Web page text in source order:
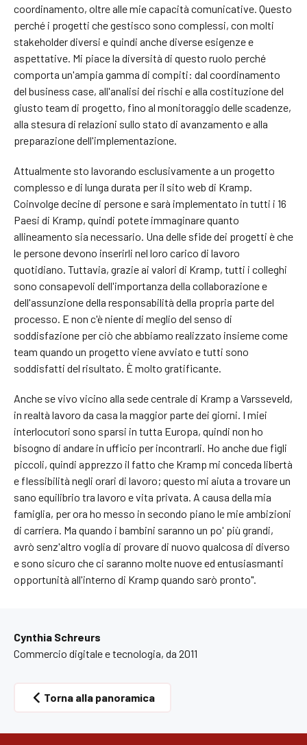
coordinamento, oltre alle mie capacità comunicative. Questo
perché i progetti che gestisco sono complessi, con molti
stakeholder diversi e quindi anche diverse esigenze e
aspettative. Mi piace la diversità di questo ruolo perché
comporta un'ampia gamma di compiti: dal coordinamento
del business case, all'analisi dei rischi e alla costituzione del
giusto team di progetto, fino al monitoraggio delle scadenze,
alla stesura di relazioni sullo stato di avanzamento e alla
preparazione dell'implementazione.
Attualmente sto lavorando esclusivamente a un progetto
complesso e di lunga durata per il sito web di Kramp.
Coinvolge decine di persone e sarà implementato in tutti i 16
Paesi di Kramp, quindi potete immaginare quanto
allineamento sia necessario. Una delle sfide dei progetti è che
le persone devono inserirli nel loro carico di lavoro
quotidiano. Tuttavia, grazie ai valori di Kramp, tutti i colleghi
sono consapevoli dell'importanza della collaborazione e
dell'assunzione della responsabilità della propria parte del
processo. E non c'è niente di meglio del senso di
soddisfazione per ciò che abbiamo realizzato insieme come
team quando un progetto viene avviato e tutti sono
soddisfatti del risultato. È molto gratificante.
Anche se vivo vicino alla sede centrale di Kramp a Varsseveld,
in realtà lavoro da casa la maggior parte dei giorni. I miei
interlocutori sono sparsi in tutta Europa, quindi non ho
bisogno di andare in ufficio per incontrarli. Ho anche due figli
piccoli, quindi apprezzo il fatto che Kramp mi conceda libertà
e flessibilità negli orari di lavoro; questo mi aiuta a trovare un
sano equilibrio tra lavoro e vita privata. A causa della mia
famiglia, per ora ho messo in secondo piano le mie ambizioni
di carriera. Ma quando i bambini saranno un po' più grandi,
avrò senz'altro voglia di provare di nuovo qualcosa di diverso
e sono sicuro che ci saranno molte nuove ed entusiasmanti
opportunità all'interno di Kramp quando sarò pronto".
Cynthia Schreurs
Commercio digitale e tecnologia, da 2011
Torna alla panoramica